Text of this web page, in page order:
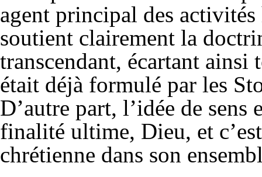
agent principal des
soutient clairement la
transcendant, écartant
était déjà formulé par les
D’autre part, l’idée de sens
finalité ultime, Dieu, et
chrétienne dans son